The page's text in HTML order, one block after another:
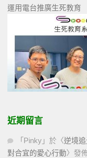
運用電台推廣生死教育
近期留言
「 Pinky 」於〈逆境
對合宜的愛心行動〉發